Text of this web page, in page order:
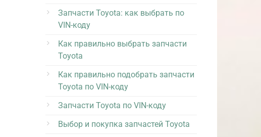
Запчасти Toyota: как выбрать по
VIN-коду
Как правильно выбрать запчасти
Toyota
Как правильно подобрать запчасти
Toyota по VIN-коду
Запчасти Toyota по VIN-коду
Выбор и покупка запчастей Toyota